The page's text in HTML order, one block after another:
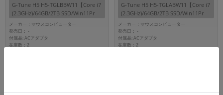
G-Tune H5 H5-TGLBBW11【Core i7
(2.3GHz)/64GB/2TB SSD/Win11Pr
o】
メーカー：マウスコンピューター
発売日：-
付属品: ACアダプタ
在庫数：2
G-Tune H5 H5-TGLABW11【Core i7
(2.3GHz)/64GB/2TB SSD/Win11Pr
o】
メーカー：マウスコンピューター
発売日：-
付属品: ACアダプタ
在庫数：2